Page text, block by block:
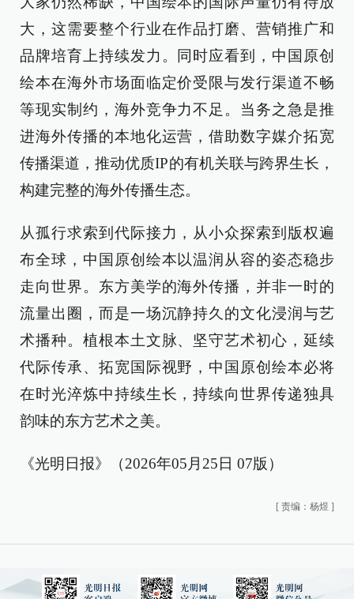
大，这需要整个行业在作品打磨、营销推广和
品牌培育上持续发力。同时应看到，中国原创
绘本在海外市场面临定价受限与发行渠道不畅
等现实制约，海外竞争力不足。当务之急是推
进海外传播的本地化运营，借助数字媒介拓宽
传播渠道，推动优质IP的有机关联与跨界生长，
构建完整的海外传播生态。
从孤行求索到代际接力，从小众探索到版权遍
布全球，中国原创绘本以温润从容的姿态稳步
走向世界。东方美学的海外传播，并非一时的
流量出圈，而是一场沉静持久的文化浸润与艺
术播种。植根本土文脉、坚守艺术初心，延续
代际传承、拓宽国际视野，中国原创绘本必将
在时光淬炼中持续生长，持续向世界传递独具
韵味的东方艺术之美。
《光明日报》（2026年05月25日 07版）
[ 责编：杨煜 ]